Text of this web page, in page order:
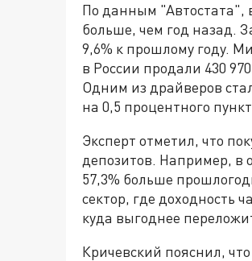
По данным "Автостата",
больше, чем год назад.
9,6% к прошлому году.
в России продали 430
Одним из драйверов
на 0,5 процентного
Эксперт отметил, что
депозитов. Например, в
57,3% больше
сектор, где доходность
куда выгоднее
Кричевский пояснил,